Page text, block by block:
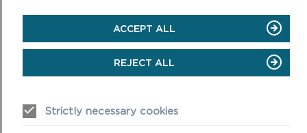
LAWRLWYTHWCH Y COFNODION
ACCEPT ALL
REJECT ALL
Strictly necessary cookies